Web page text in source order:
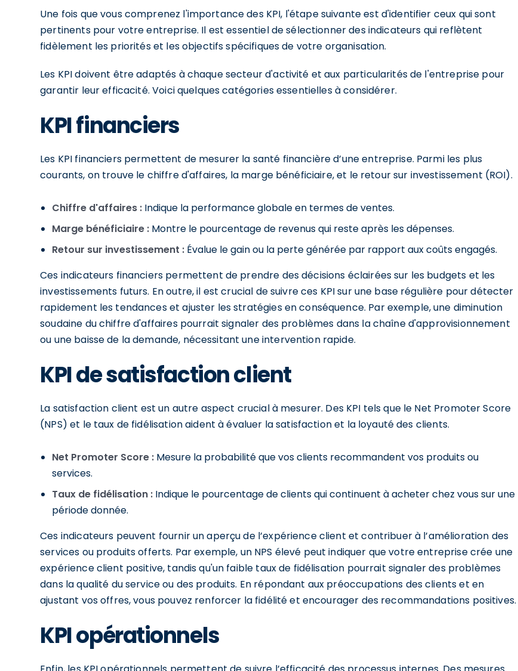
Une fois que vous comprenez l'importance des KPI, l'étape suivante est d'identifier ceux qui sont
pertinents pour votre entreprise. Il est essentiel de sélectionner des indicateurs qui reflètent
fidèlement les priorités et les objectifs spécifiques de votre organisation.
Les KPI doivent être adaptés à chaque secteur d'activité et aux particularités de l'entreprise pour
garantir leur efficacité. Voici quelques catégories essentielles à considérer.
KPI financiers
Les KPI financiers permettent de mesurer la santé financière d’une entreprise. Parmi les plus
courants, on trouve le chiffre d'affaires, la marge bénéficiaire, et le retour sur investissement (ROI).
Chiffre d'affaires : Indique la performance globale en termes de ventes.
Marge bénéficiaire : Montre le pourcentage de revenus qui reste après les dépenses.
Retour sur investissement : Évalue le gain ou la perte générée par rapport aux coûts engagés.
Ces indicateurs financiers permettent de prendre des décisions éclairées sur les budgets et les
investissements futurs. En outre, il est crucial de suivre ces KPI sur une base régulière pour détecter
rapidement les tendances et ajuster les stratégies en conséquence. Par exemple, une diminution
soudaine du chiffre d'affaires pourrait signaler des problèmes dans la chaîne d'approvisionnement
ou une baisse de la demande, nécessitant une intervention rapide.
KPI de satisfaction client
La satisfaction client est un autre aspect crucial à mesurer. Des KPI tels que le Net Promoter Score
(NPS) et le taux de fidélisation aident à évaluer la satisfaction et la loyauté des clients.
Net Promoter Score : Mesure la probabilité que vos clients recommandent vos produits ou
services.
Taux de fidélisation : Indique le pourcentage de clients qui continuent à acheter chez vous sur une
période donnée.
Ces indicateurs peuvent fournir un aperçu de l’expérience client et contribuer à l’amélioration des
services ou produits offerts. Par exemple, un NPS élevé peut indiquer que votre entreprise crée une
expérience client positive, tandis qu'un faible taux de fidélisation pourrait signaler des problèmes
dans la qualité du service ou des produits. En répondant aux préoccupations des clients et en
ajustant vos offres, vous pouvez renforcer la fidélité et encourager des recommandations positives.
KPI opérationnels